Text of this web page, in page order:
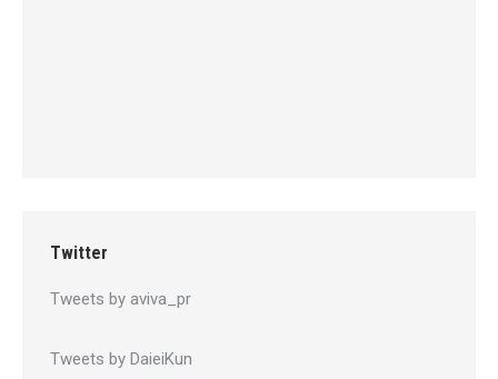
Twitter
Tweets by aviva_pr
Tweets by DaieiKun